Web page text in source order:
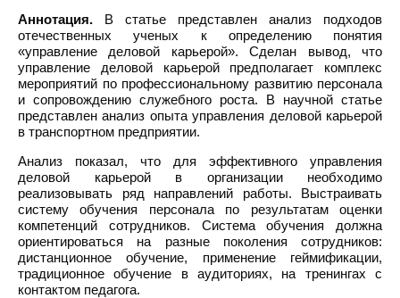
Аннотация. В статье представлен анализ подходов
отечественных ученых к определению понятия
«управление деловой карьерой». Сделан вывод, что
управление деловой карьерой предполагает комплекс
мероприятий по профессиональному развитию персонала
и сопровождению служебного роста. В научной статье
представлен анализ опыта управления деловой карьерой
в транспортном предприятии.
Анализ показал, что для эффективного управления
деловой карьерой в организации необходимо
реализовывать ряд направлений работы. Выстраивать
систему обучения персонала по результатам оценки
компетенций сотрудников. Система обучения должна
ориентироваться на разные поколения сотрудников:
дистанционное обучение, применение геймификации,
традиционное обучение в аудиториях, на тренингах с
контактом педагога.